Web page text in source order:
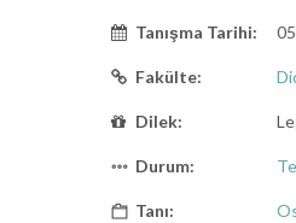
Tanışma Tarihi:
Fakülte:
Dilek:
Durum:
Tanı: